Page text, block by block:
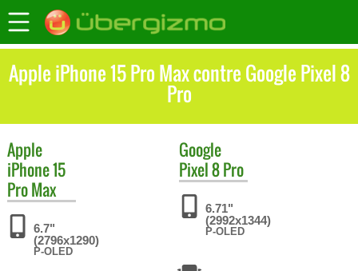
Apple iPhone 15 Pro Max contre Google Pixel 8
Pro
Apple
iPhone 15
Pro Max
6.7"
(2796x1290)
P-OLED
Google
Pixel 8 Pro
6.71"
(2992x1344)
P-OLED